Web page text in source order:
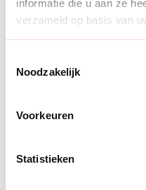
informatie die u aan ze
verzameld op basis van
Noodzakelijk
Voorkeuren
Statistieken
John Holleboom
Rien Meijerman
Andre Ijzer
Eliano Roumans
Cas Roozendaal